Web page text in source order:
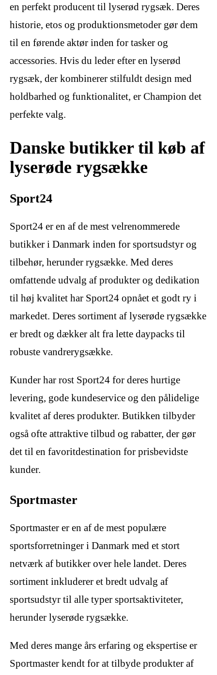
en perfekt producent til lyserød rygsæk. Deres
historie, etos og produktionsmetoder gør dem
til en førende aktør inden for tasker og
accessories. Hvis du leder efter en lyserød
rygsæk, der kombinerer stilfuldt design med
holdbarhed og funktionalitet, er Champion det
perfekte valg.
Danske butikker til køb af
lyserøde rygsække
Sport24
Sport24 er en af de mest velrenommerede
butikker i Danmark inden for sportsudstyr og
tilbehør, herunder rygsække. Med deres
omfattende udvalg af produkter og dedikation
til høj kvalitet har Sport24 opnået et godt ry i
markedet. Deres sortiment af lyserøde rygsække
er bredt og dækker alt fra lette daypacks til
robuste vandrerygsække.
Kunder har rost Sport24 for deres hurtige
levering, gode kundeservice og den pålidelige
kvalitet af deres produkter. Butikken tilbyder
også ofte attraktive tilbud og rabatter, der gør
det til en favoritdestination for prisbevidste
kunder.
Sportmaster
Sportmaster er en af de mest populære
sportsforretninger i Danmark med et stort
netværk af butikker over hele landet. Deres
sortiment inkluderer et bredt udvalg af
sportsudstyr til alle typer sportsaktiviteter,
herunder lyserøde rygsække.
Med deres mange års erfaring og ekspertise er
Sportmaster kendt for at tilbyde produkter af